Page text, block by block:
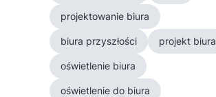
projektowanie biura
biura przyszłości projekt biura
oświetlenie biura
oświetlenie do biura